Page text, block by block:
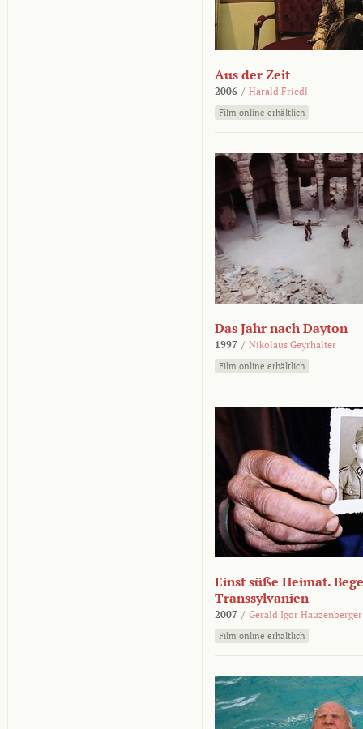
Aus der Zeit
2006 / Harald Friedl
Film online erhältlich
Das Jahr nach Dayton
1997 / Nikolaus Geyrhalter
Film online erhältlich
Einst süße Heimat.
Transsylvanien
2007 / Gerald Igor Hauzenberger
Film online erhältlich